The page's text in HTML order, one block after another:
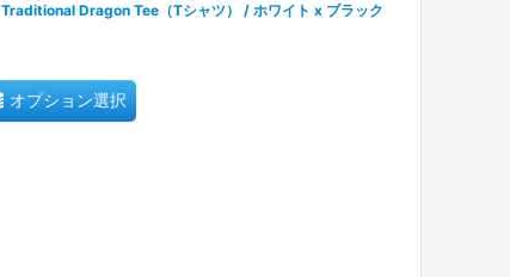
Dragon Tee（Tシャツ） / ホワイト x ブラック
オプション選択